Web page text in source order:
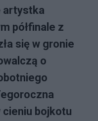
artystka
półfinale z
się w gronie
o
cieniu bojkotu